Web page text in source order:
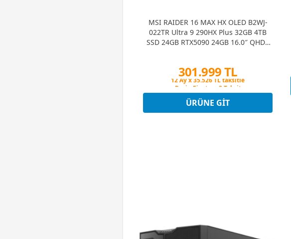
MSI RAIDER 16 MAX HX OLED B2WJ-
022TR Ultra 9 290HX Plus 32GB 4TB
SSD 24GB RTX5090 24GB 16.0″ QHD+
301.999 TL
Peşin Fiyatına 3 Taksit
Peşin Fiyatına 3 Taksit
ÜRÜNE GIT